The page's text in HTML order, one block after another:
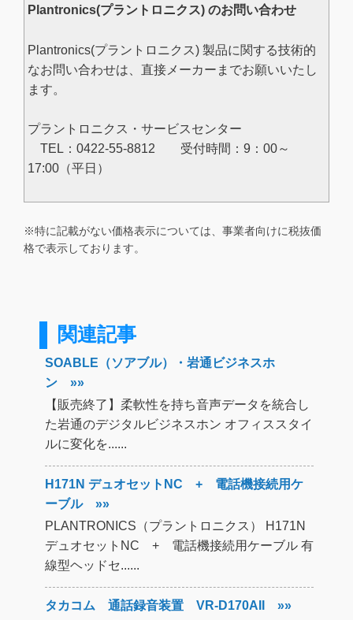
Plantronics(プラントロニクス) のお問い合わせ
Plantronics(プラントロニクス) 製品に関する技術的
なお問い合わせは、直接メーカーまでお願いいたし
ます。
プラントロニクス・サービスセンター
TEL：0422-55-8812 受付時間：9：00～
17:00（平日）
※特に記載がない価格表示については、事業者向けに税抜価
格で表示しております。
関連記事
SOABLE（ソアブル）・岩通ビジネスホ
ン »»
【販売終了】柔軟性を持ち音声データを統合し
た岩通のデジタルビジネスホン オフィススタイ
ルに変化を......
H171N デュオセットNC + 電話機接続用ケ
ーブル »»
PLANTRONICS（プラントロニクス） H171N
デュオセットNC + 電話機接続用ケーブル 有
線型ヘッドセ......
タカコム 通話録音装置 VR-D170AII »»